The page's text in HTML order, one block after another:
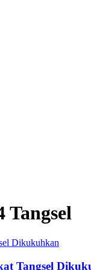
Tangsel
Tangsel